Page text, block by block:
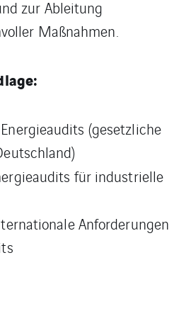
zur Ableitung
Maßnahmen.
(gesetzliche
für industrielle
Anforderungen